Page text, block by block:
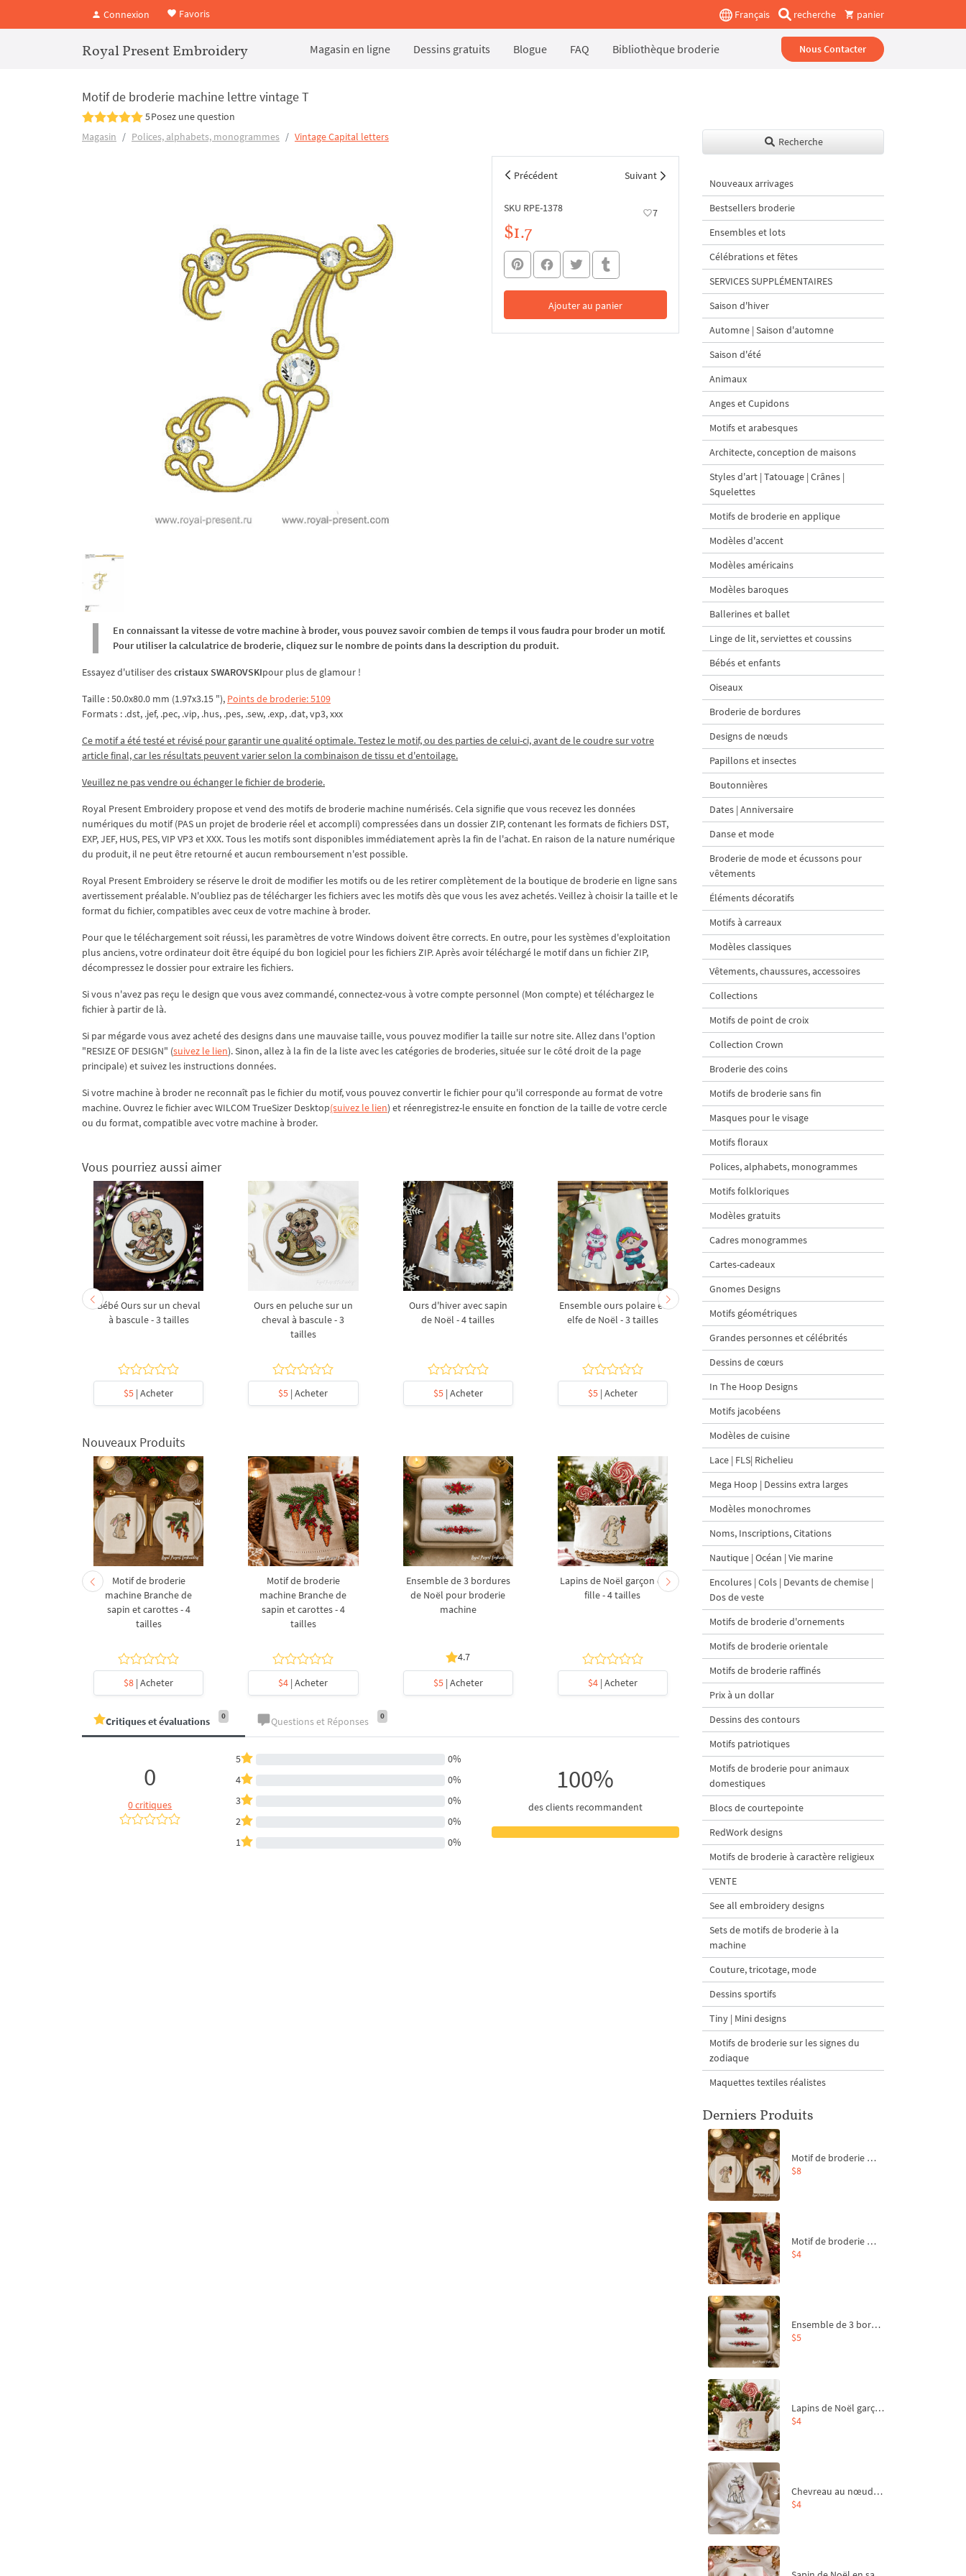
Connexion Favoris Français recherche panier
Royal Present Embroidery Magasin en ligne Dessins gratuits Blogue FAQ Bibliothèque broderie Nous Contacter
Motif de broderie machine lettre vintage T
5Posez une question
Magasin
Polices, alphabets, monogrammes Vintage Capital letters
Précédent Suivant
SKU RPE-1378 7
$1.7
Ajouter au panier
Dans le panier
En connaissant la vitesse de votre machine à broder, vous pouvez savoir combien de temps il vous faudra pour broder un motif.
Pour utiliser la calculatrice de broderie, cliquez sur le nombre de points dans la description du produit.
Essayez d'utiliser descristaux SWAROVSKIpour plus de glamour !
Taille : 50.0x80.0 mm (1.97x3.15 "), Points de broderie: 5109
Formats : .dst, .jef, .pec, .vip, .hus, .pes, .sew, .exp, .dat, vp3, xxx
Ce motif a été testé et révisé pour garantir une qualité optimale. Testez le motif, ou des parties de celui-ci, avant de le coudre sur votre
article final, car les résultats peuvent varier selon la combinaison de tissu et d'entoilage.
Veuillez ne pas vendre ou échanger le fichier de broderie.
Royal Present Embroidery propose et vend des motifs de broderie machine numérisés. Cela signifie que vous recevez les données
numériques du motif (PAS un projet de broderie réel et accompli) compressées dans un dossier ZIP, contenant les formats de fichiers DST,
EXP, JEF, HUS, PES, VIP VP3 et XXX. Tous les motifs sont disponibles immédiatement après la fin de l'achat. En raison de la nature numérique
du produit, il ne peut être retourné et aucun remboursement n'est possible.
Royal Present Embroidery se réserve le droit de modifier les motifs ou de les retirer complètement de la boutique de broderie en ligne sans
avertissement préalable. N'oubliez pas de télécharger les fichiers avec les motifs dès que vous les avez achetés. Veillez à choisir la taille et le
format du fichier, compatibles avec ceux de votre machine à broder.
Pour que le téléchargement soit réussi, les paramètres de votre Windows doivent être corrects. En outre, pour les systèmes d'exploitation
plus anciens, votre ordinateur doit être équipé du bon logiciel pour les fichiers ZIP. Après avoir téléchargé le motif dans un fichier ZIP,
décompressez le dossier pour extraire les fichiers.
Si vous n'avez pas reçu le design que vous avez commandé, connectez-vous à votre compte personnel (Mon compte) et téléchargez le
fichier à partir de là.
Si par mégarde vous avez acheté des designs dans une mauvaise taille, vous pouvez modifier la taille sur notre site. Allez dans l'option
"RESIZE OF DESIGN" (suivez le lien). Sinon, allez à la fin de la liste avec les catégories de broderies, située sur le côté droit de la page
principale) et suivez les instructions données.
Si votre machine à broder ne reconnaît pas le fichier du motif, vous pouvez convertir le fichier pour qu'il corresponde au format de votre
machine. Ouvrez le fichier avec WILCOM TrueSizer Desktop(suivez le lien) et réenregistrez-le ensuite en fonction de la taille de votre cercle
ou du format, compatible avec votre machine à broder.
Vous pourriez aussi aimer
Bébé Ours sur un cheval
à bascule - 3 tailles
$5 | Acheter
Ours en peluche sur un
cheval à bascule - 3
tailles
$5 | Acheter
Ours d'hiver avec sapin
de Noël - 4 tailles
$5| Acheter
Ensemble ours polaire et
elfe de Noël - 3 tailles
$5| Acheter
Ours en peluche fille
Ange sur un cheval à
bascule petit - 4 tailles
$5| Acheter
Ours Teddy Girl Angel
Nouveaux Produits
Motif de broderie
machine Branche de
sapin et carottes - 4
tailles
$8 | Acheter
Motif de broderie
machine Branche de
sapin et carottes - 4
tailles
$4 | Acheter
Ensemble de 3 bordures
de Noël pour broderie
machine
4.7
$5| Acheter
Lapins de Noël garçon et
fille - 4 tailles
$4| Acheter
Chevreau au nœud rouge
– broderie machine, 4
tailles
$4| Acheter
Sapin de Noël en sac
broderie à la machine
Critiques et évaluations 0 Questions et Réponses 0
0
0 critiques
5
0%
4
0%
3
0%
2
0%
1
0%
100%
des clients recommandent
Recherche
Nouveaux arrivages
Bestsellers broderie
Ensembles et lots
Célébrations et fêtes
SERVICES SUPPLÉMENTAIRES
Saison d'hiver
Automne | Saison d'automne
Saison d'été
Animaux
Anges et Cupidons
Motifs et arabesques
Architecte, conception de maisons
Styles d'art | Tatouage | Crânes |
Squelettes
Motifs de broderie en applique
Modèles d'accent
Modèles américains
Modèles baroques
Ballerines et ballet
Linge de lit, serviettes et coussins
Bébés et enfants
Oiseaux
Broderie de bordures
Designs de nœuds
Papillons et insectes
Boutonnières
Dates | Anniversaire
Danse et mode
Broderie de mode et écussons pour
vêtements
Éléments décoratifs
Motifs à carreaux
Modèles classiques
Vêtements, chaussures, accessoires
Collections
Motifs de point de croix
Collection Crown
Broderie des coins
Motifs de broderie sans fin
Masques pour le visage
Motifs floraux
Polices, alphabets, monogrammes
Motifs folkloriques
Modèles gratuits
Cadres monogrammes
Cartes-cadeaux
Gnomes Designs
Motifs géométriques
Grandes personnes et célébrités
Dessins de cœurs
In The Hoop Designs
Motifs jacobéens
Modèles de cuisine
Lace | FLS| Richelieu
Mega Hoop | Dessins extra larges
Modèles monochromes
Noms, Inscriptions, Citations
Nautique | Océan | Vie marine
Encolures | Cols | Devants de chemise |
Dos de veste
Motifs de broderie d'ornements
Motifs de broderie orientale
Motifs de broderie raffinés
Prix à un dollar
Dessins des contours
Motifs patriotiques
Motifs de broderie pour animaux
domestiques
Blocs de courtepointe
RedWork designs
Motifs de broderie à caractère religieux
VENTE
See all embroidery designs
Sets de motifs de broderie à la
machine
Couture, tricotage, mode
Dessins sportifs
Tiny | Mini designs
Motifs de broderie sur les signes du
zodiaque
Maquettes textiles réalistes
Derniers Produits
Motif de broderie machine Branche de sapin et carottes - 4 tailles
$8
Motif de broderie machine Branche de sapin et carottes - 4 tailles
$4
Ensemble de 3 bordures de Noël pour broderie machine
$5
Lapins de Noël garçon et fille - 4 tailles
$4
Chevreau au nœud rouge – broderie machine, 4 tailles
$4